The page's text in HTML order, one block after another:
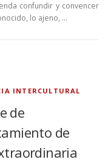
confundir y convencer
lo ajeno, …
INTERCULTURAL
de
de